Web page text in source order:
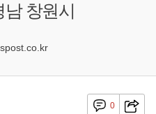
남 창원시
0